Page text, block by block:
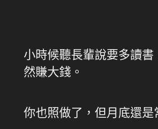
小時候聽長輩說要多讀書
然賺大錢。
你也照做了，但月底還是